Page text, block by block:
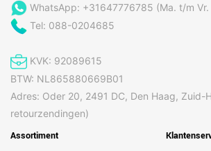
WhatsApp: +31647776785 (Ma. t/m
Tel: 088-0204685
KVK: 92089615
BTW: NL865880669B01
Adres: Oder 20, 2491 DC, Den Haag, Zuid-
retourzendingen)
Assortiment